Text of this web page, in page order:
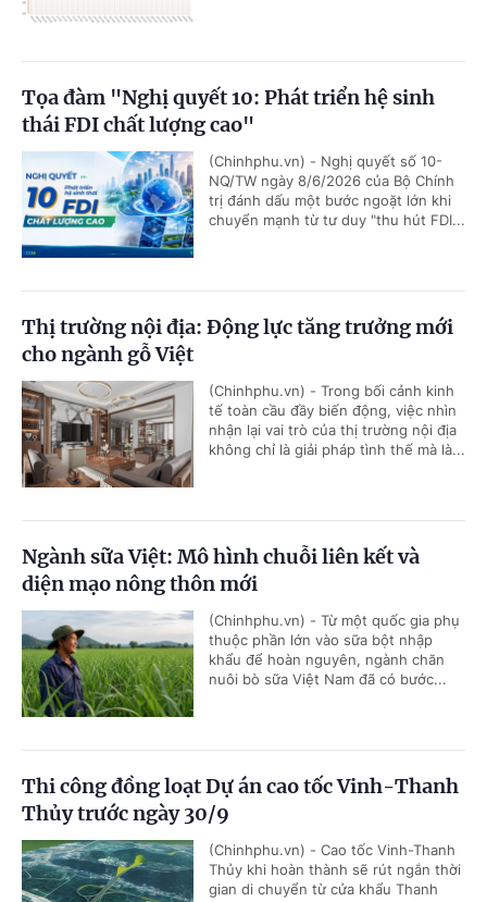
Tọa đàm "Nghị quyết 10: Phát triển hệ sinh
thái FDI chất lượng cao"
(Chinhphu.vn) - Nghị quyết số 10-
NQ/TW ngày 8/6/2026 của Bộ Chính
trị đánh dấu một bước ngoặt lớn khi
chuyển mạnh từ tư duy "thu hút FDI...
Thị trường nội địa: Động lực tăng trưởng mới
cho ngành gỗ Việt
(Chinhphu.vn) - Trong bối cảnh kinh
tế toàn cầu đầy biến động, việc nhìn
nhận lại vai trò của thị trường nội địa
không chỉ là giải pháp tình thế mà là...
Ngành sữa Việt: Mô hình chuỗi liên kết và
diện mạo nông thôn mới
(Chinhphu.vn) - Từ một quốc gia phụ
thuộc phần lớn vào sữa bột nhập
khẩu để hoàn nguyên, ngành chăn
nuôi bò sữa Việt Nam đã có bước...
Thi công đồng loạt Dự án cao tốc Vinh-Thanh
Thủy trước ngày 30/9
(Chinhphu.vn) - Cao tốc Vinh-Thanh
Thủy khi hoàn thành sẽ rút ngắn thời
gian di chuyển từ cửa khẩu Thanh